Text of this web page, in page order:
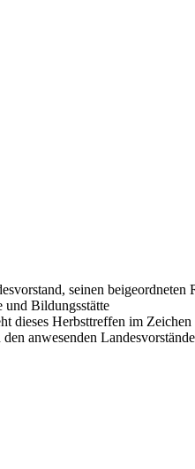
seinen
und Bildungsstätte
dieses Herbsttreffen im
den anwesenden